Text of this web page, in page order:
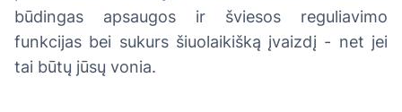
būdingas apsaugos ir šviesos reguliavimo
funkcijas bei sukurs šiuolaikišką įvaizdį - net jei
tai būtų jūsų vonia.